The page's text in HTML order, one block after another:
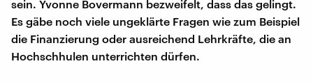
sein. Yvonne Bovermann bezweifelt, dass das gelingt.
Es gäbe noch viele ungeklärte Fragen wie zum Beispiel
die Finanzierung oder ausreichend Lehrkräfte, die an
Hochschhulen unterrichten dürfen.